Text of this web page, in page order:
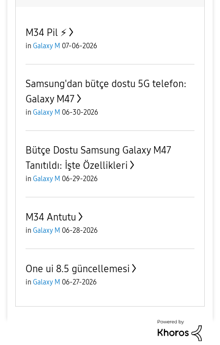
M34 Pil ⚡️
in Galaxy M 07-06-2026
Samsung'dan bütçe dostu 5G telefon:
Galaxy M47
in Galaxy M 06-30-2026
Bütçe Dostu Samsung Galaxy M47
Tanıtıldı: İşte Özellikleri
in Galaxy M 06-29-2026
M34 Antutu
in Galaxy M 06-28-2026
One ui 8.5 güncellemesi
in Galaxy M 06-27-2026